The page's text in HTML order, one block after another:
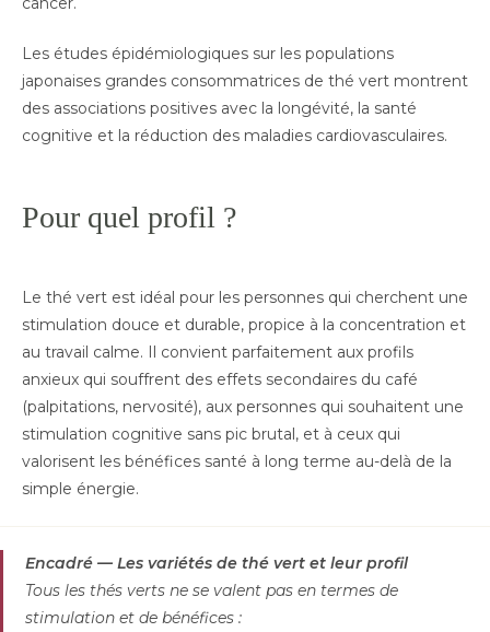
Les études épidémiologiques sur les populations
japonaises grandes consommatrices de thé vert montrent
des associations positives avec la longévité, la santé
cognitive et la réduction des maladies cardiovasculaires.
Pour quel profil ?
Le thé vert est idéal pour les personnes qui cherchent une
stimulation douce et durable, propice à la concentration et
au travail calme. Il convient parfaitement aux profils
anxieux qui souffrent des effets secondaires du café
(palpitations, nervosité), aux personnes qui souhaitent une
stimulation cognitive sans pic brutal, et à ceux qui
valorisent les bénéfices santé à long terme au-delà de la
simple énergie.
Encadré — Les variétés de thé vert et leur profil
Tous les thés verts ne se valent pas en termes de
stimulation et de bénéfices :